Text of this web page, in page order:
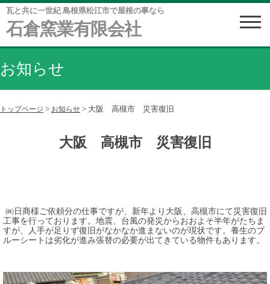
瓦と共に一世紀 島根県松江市で屋根の事なら
石倉窯業有限会社
お知らせ
トップページ > お知らせ > 大阪 高槻市 災害復旧
大阪 高槻市 災害復旧
㈱日商様ご依頼分の仕事ですが、新年より大阪、高槻市にて災害復旧
工事を行っております。地震、台風の発災からおおよそ半年がたちま
すが、人手が足りず復旧がなかなか進まないのが現状です。養生のブ
ルーシートは劣化が進み張替の必要が出てきている物件もあります。